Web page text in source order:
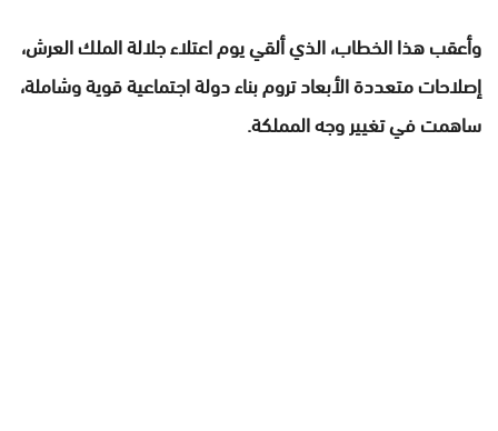
وأعقب هذا الخطاب، الذي ألقي يوم اعتلاء جلالة الملك العرش،
إصلاحات متعددة الأبعاد تروم بناء دولة اجتماعية قوية وشاملة،
ساهمت في تغيير وجه المملكة.